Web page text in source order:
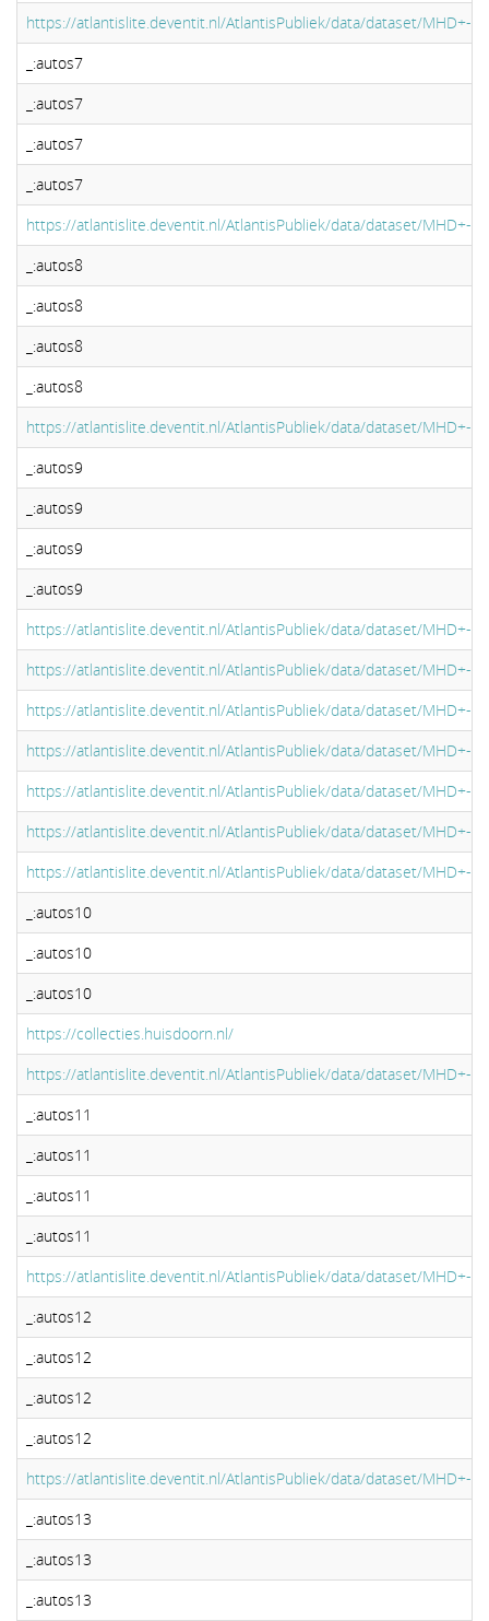
https://atlantislite.deventit.nl/AtlantisPubliek/data/dataset/MHD+-
_:autos7
_:autos7
_:autos7
_:autos7
https://atlantislite.deventit.nl/AtlantisPubliek/data/dataset/MHD+-
_:autos8
_:autos8
_:autos8
_:autos8
https://atlantislite.deventit.nl/AtlantisPubliek/data/dataset/MHD+-
_:autos9
_:autos9
_:autos9
_:autos9
https://atlantislite.deventit.nl/AtlantisPubliek/data/dataset/MHD+-
https://atlantislite.deventit.nl/AtlantisPubliek/data/dataset/MHD+-
https://atlantislite.deventit.nl/AtlantisPubliek/data/dataset/MHD+-
https://atlantislite.deventit.nl/AtlantisPubliek/data/dataset/MHD+-
https://atlantislite.deventit.nl/AtlantisPubliek/data/dataset/MHD+-
https://atlantislite.deventit.nl/AtlantisPubliek/data/dataset/MHD+-
https://atlantislite.deventit.nl/AtlantisPubliek/data/dataset/MHD+-
_:autos10
_:autos10
_:autos10
https://collecties.huisdoorn.nl/
https://atlantislite.deventit.nl/AtlantisPubliek/data/dataset/MHD+-
_:autos11
_:autos11
_:autos11
_:autos11
https://atlantislite.deventit.nl/AtlantisPubliek/data/dataset/MHD+-
_:autos12
_:autos12
_:autos12
_:autos12
https://atlantislite.deventit.nl/AtlantisPubliek/data/dataset/MHD+-
_:autos13
_:autos13
_:autos13